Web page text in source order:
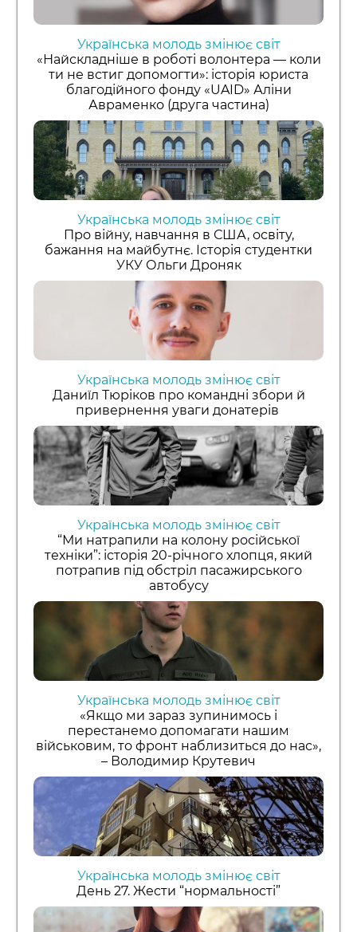
Українська молодь змінює світ
«Найскладніше в роботі волонтера — коли
ти не встиг допомогти»: історія юриста
благодійного фонду «UAID» Аліни
Авраменко (друга частина)
Українська молодь змінює світ
Про війну, навчання в США, освіту,
бажання на майбутнє. Історія студентки
УКУ Ольги Дроняк
Українська молодь змінює світ
Даниїл Тюріков про командні збори й
привернення уваги донатерів
Українська молодь змінює світ
“Ми натрапили на колону російської
техніки”: історія 20-річного хлопця, який
потрапив під обстріл пасажирського
автобусу
Українська молодь змінює світ
«Якщо ми зараз зупинимось і
перестанемо допомагати нашим
військовим, то фронт наблизиться до нас»,
– Володимир Крутевич
Українська молодь змінює світ
День 27. Жести “нормальності”